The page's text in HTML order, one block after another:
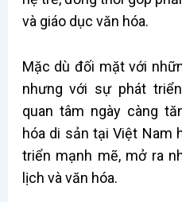
và giáo dục văn hóa.
Mặc dù đối mặt với
nhưng với sự phát
quan tâm ngày càng
hóa di sản tại Việt Nam
triển mạnh mẽ, mở ra
lịch và văn hóa.